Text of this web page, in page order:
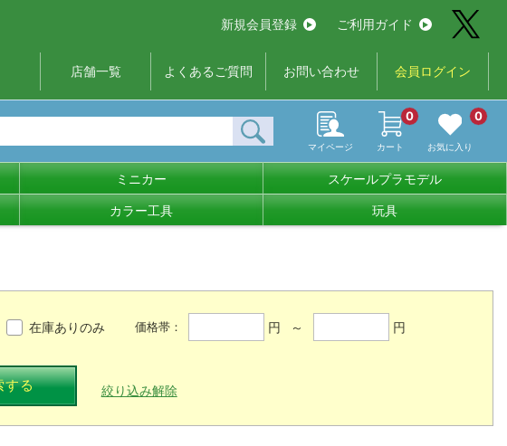
新規会員登録 ご利用ガイド
店舗一覧 よくあるご質問 お問い合わせ 会員ログイン
マイページ カート
0
お気に入り
0
ミニカー スケールプラモデル
カラー工具 玩具
在庫ありのみ 価格帯： 円 ～ 円
する 絞り込み解除